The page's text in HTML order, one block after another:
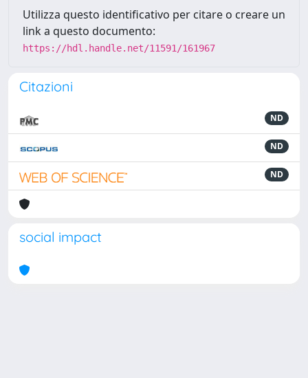
Utilizza questo identificativo per citare o creare un
link a questo documento:
https://hdl.handle.net/11591/161967
Citazioni
ND
ND
ND
social impact